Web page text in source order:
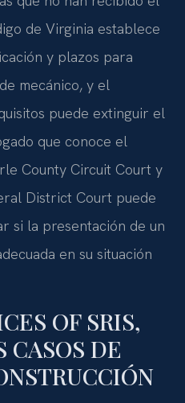
de Virginia establece
y plazos para
mecánico, y el
puede extinguir el
que conoce el
County Circuit Court y
District Court puede
si la presentación de un
en su situación
OF SRIS,
CASOS DE